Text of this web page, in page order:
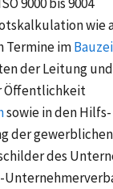
wie
Termine im
der Leitung
Öffentlichkeit
sowie in den
der
des